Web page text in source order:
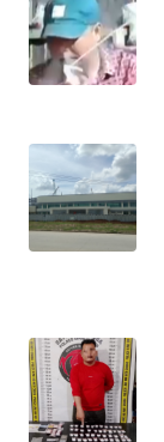
BEKASI
WN
WN
DEPOK
WN
WN
SAMOSIR